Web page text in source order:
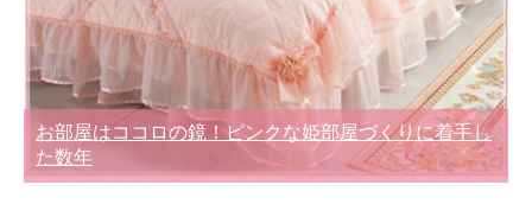
お部屋はココロの鏡！ピンクな姫部屋づくりに着手し
た数年